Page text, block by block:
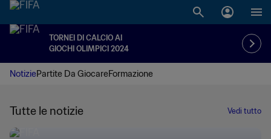
TORNEI DI CALCIO AI
GIOCHI OLIMPICI 2024
NotiziePartite Da GiocareFormazione
Tutte le notizie Vedi tutto